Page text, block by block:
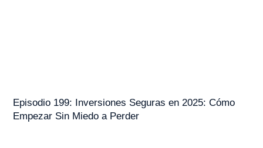
Episodio 199: Inversiones Seguras en 2025: Cómo
Empezar Sin Miedo a Perder